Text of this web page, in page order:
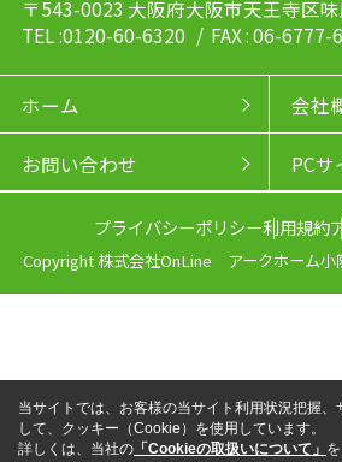
〒543-0023 大阪府大阪市天王寺区
TEL :0120-60-6320 / FAX : 06-6777-
ホーム 会社
お問い合わせ PCサ
プライバシーポリシー利用規約
Copyright 株式会社OnLine アークホーム小
当サイトでは、お客様の当サイト利用状況把握、
して、クッキー（Cookie）を使用しています。
詳しくは、当社の 「Cookieの取扱いについて」